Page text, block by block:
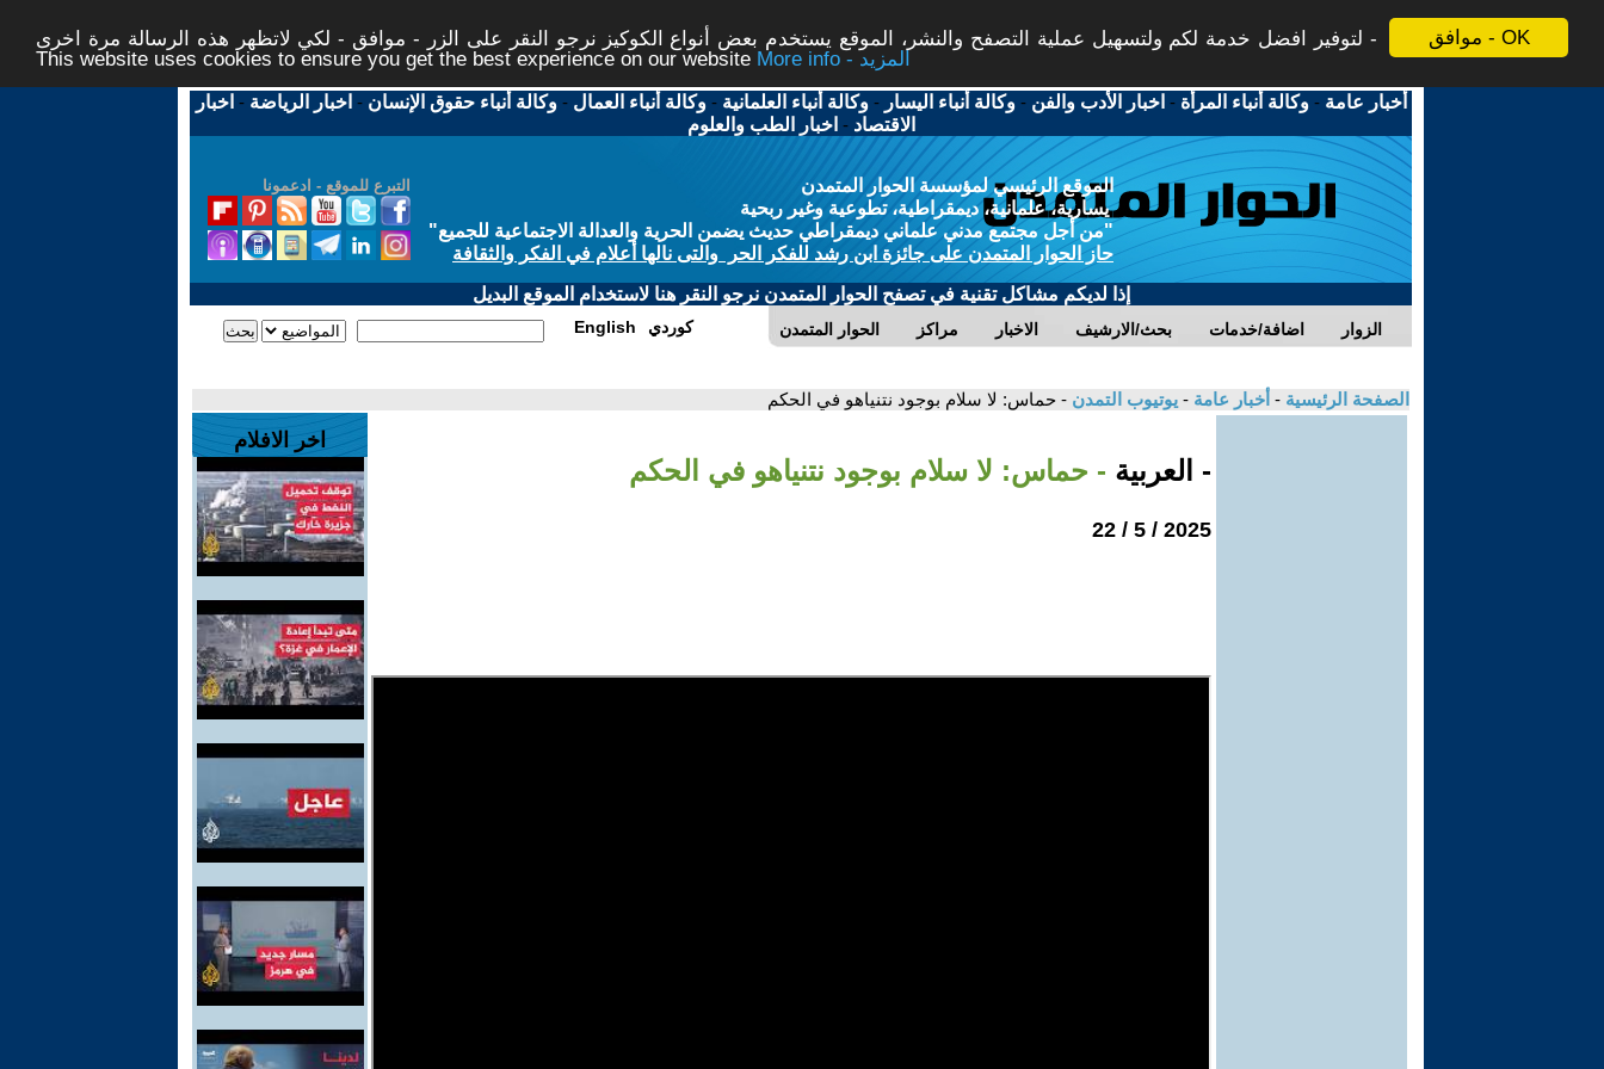
موافق - OK
لتوفير افضل خدمة لكم ولتسهيل عملية التصفح والنشر، الموقع يستخدم بعض أنواع الكوكيز نرجو النقر على الزر - موافق - لكي لاتظهر هذه الرسالة مرة اخرى -
This website uses cookies to ensure you get the best experience on our website
More info - المزيد
أخبار عامة -وكالة أنباء المرأة - اخبار الأدب والفن -وكالة أنباء اليسار -وكالة أنباء العلمانية -وكالة أنباء العمال -وكالة أنباء حقوق الإنسان - اخبار الرياضة - اخبار
الاقتصاد - اخبار الطب والعلوم
التبرع للموقع - ادعمونا
الموقع الرئيسي لمؤسسة الحوار المتمدن
يسارية، علمانية، ديمقراطية، تطوعية وغير ربحية
"من أجل مجتمع مدني علماني ديمقراطي حديث يضمن الحرية والعدالة الاجتماعية للجميع"
حاز الحوار المتمدن على جائزة ابن رشد للفكر الحر والتى نالها أعلام في الفكر والثقافة
إذا لديكم مشاكل تقنية في تصفح الحوار المتمدن نرجو النقر هنا لاستخدام الموقع البديل
الحوار المتمدن مراكز الاخبار بحث/الارشيف اضافة/خدمات الزوار English كوردي
الصفحة الرئيسية - أخبار عامة - يوتيوب التمدن - حماس: لا سلام بوجود نتنياهو في الحكم
- العربية - حماس: لا سلام بوجود نتنياهو في الحكم
2025 / 5 / 22
اخر الافلام